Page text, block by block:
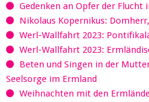
Gedenken an Opfer der Flucht
Nikolaus Kopernikus:
Werl-Wallfahrt 2023:
Werl-Wallfahrt 2023:
Beten und Singen in der
Seelsorge im Ermland
Weihnachten mit den